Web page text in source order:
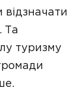
відзначати
Та
туризму